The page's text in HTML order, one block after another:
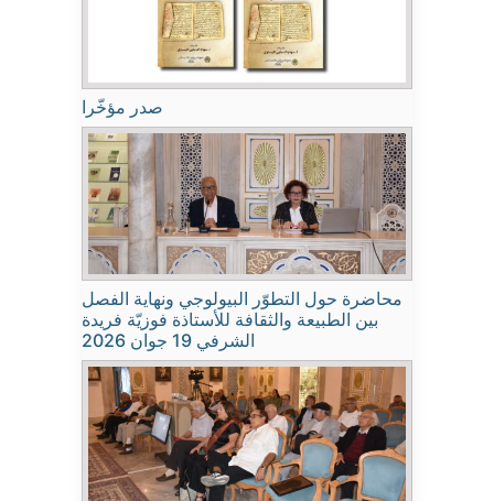
صدر مؤخّرا
محاضرة حول التطوّر البيولوجي ونهاية الفصل
بين الطبيعة والثقافة للأستاذة فوزيّة فريدة
الشرفي 19 جوان 2026